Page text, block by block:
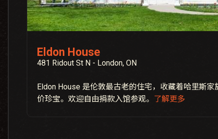
Eldon House
481 Ridout St N - London, ON
Eldon House 是伦敦最古老的住宅，收藏着哈里斯
价珍宝。欢迎自由捐款入馆参观。 了解更多